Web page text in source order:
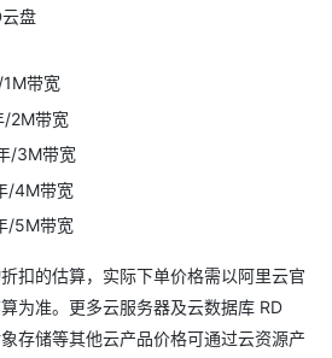
盘
带宽
/2M带宽
/3M带宽
/4M带宽
/5M带宽
扣的估算，实际下单价格需以阿里云官
为准。更多云服务器及云数据库 RD
存储等其他云产品价格可通过云资源产